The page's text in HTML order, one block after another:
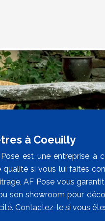
à Coeuilly
est une entreprise à
si vous lui faites
AF Pose vous
son showroom pour
Contactez-le si vous